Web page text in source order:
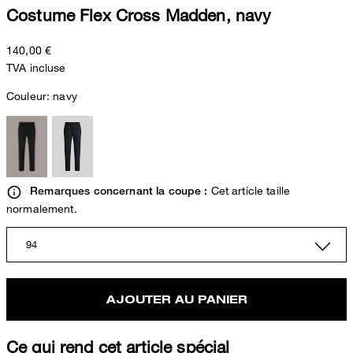
Costume Flex Cross Madden, navy
140,00 €
TVA incluse
Couleur:navy
Remarques concernant la coupe : Cet article taille
normalement.
94
AJOUTER AU PANIER
Ce qui rend cet article spécial